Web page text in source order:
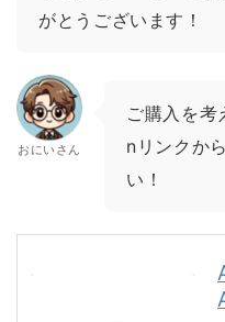
がとうございます！
おにいさん
ご購入を
nリンクか
い！